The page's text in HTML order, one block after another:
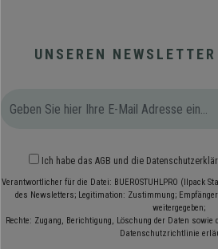
UNSEREN
Ich habe das AGB und die
Verantwortlicher für die Datei: BUEROSTUHLPRO (Ilpack
des Newsletters; Legitimation: Zustimmung;
weitergegeben;
Rechte: Zugang, Berichtigung, Löschung der Daten
Datenschutzrichtlinie